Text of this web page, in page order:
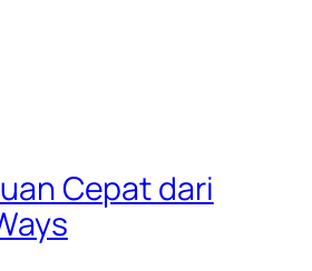
Cepat dari